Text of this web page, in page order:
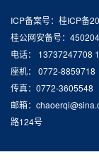
ICP备案号：桂ICP备
桂公网安备号：
电话： 13737247708
座机： 0772-8859718
传真：0772-3605548
邮箱：
路124号